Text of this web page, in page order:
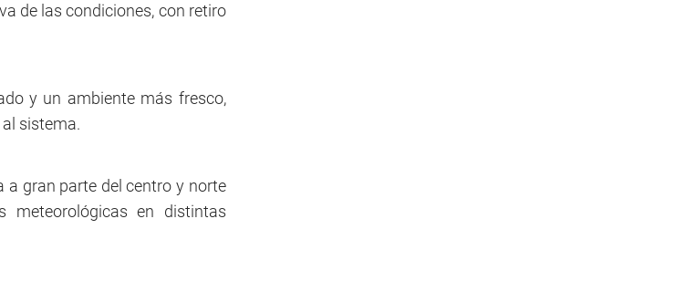
de las condiciones, con retiro
y un ambiente más fresco,
sistema.
a gran parte del centro y norte
meteorológicas en distintas